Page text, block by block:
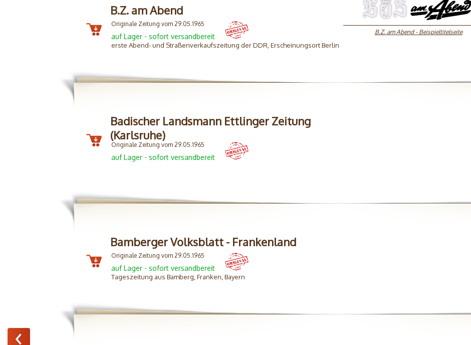
B.Z. am Abend
B.Z. am Abend - Beispieltitelseite
Originale Zeitung vom 29.05.1965
auf Lager - sofort versandbereit
erste Abend- und Straßenverkaufszeitung der DDR, Erscheinungsort Berlin
Badischer Landsmann Ettlinger Zeitung
(Karlsruhe)
Originale Zeitung vom 29.05.1965
auf Lager - sofort versandbereit
Bamberger Volksblatt - Frankenland
Originale Zeitung vom 29.05.1965
auf Lager - sofort versandbereit
Tageszeitung aus Bamberg, Franken, Bayern